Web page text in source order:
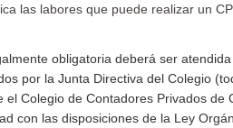
las labores que puede realizar un
obligatoria deberá ser
por la Junta Directiva del Colegio
el Colegio de Contadores Privados de
con las disposiciones de la Ley